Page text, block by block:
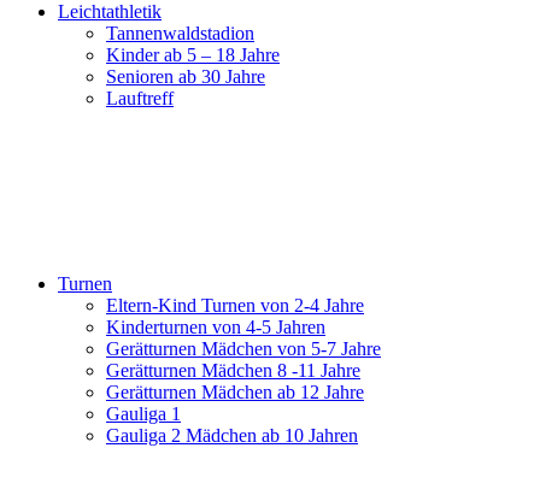
Leichtathletik
Tannenwaldstadion
Kinder ab 5 – 18 Jahre
Senioren ab 30 Jahre
Lauftreff
Turnen
Eltern-Kind Turnen von 2-4 Jahre
Kinderturnen von 4-5 Jahren
Gerätturnen Mädchen von 5-7 Jahre
Gerätturnen Mädchen 8 -11 Jahre
Gerätturnen Mädchen ab 12 Jahre
Gauliga 1
Gauliga 2 Mädchen ab 10 Jahren